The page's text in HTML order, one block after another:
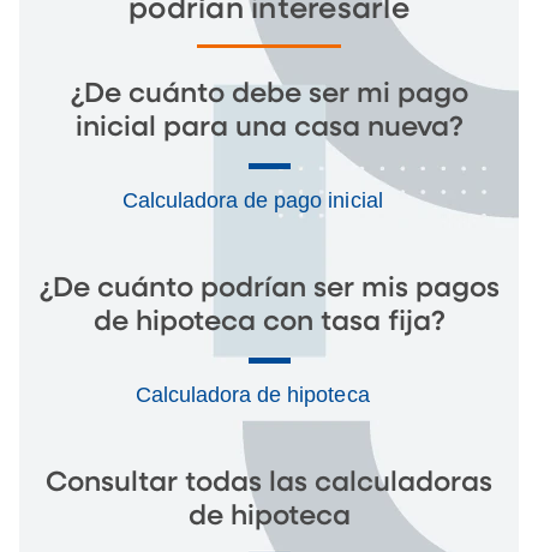
podrían interesarle
¿De cuánto debe ser mi pago
inicial para una casa nueva?
Calculadora de pago inicial
¿De cuánto podrían ser mis pagos
de hipoteca con tasa fija?
Calculadora de hipoteca
Consultar todas las calculadoras
de hipoteca